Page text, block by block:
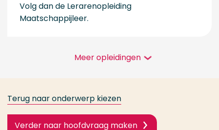
Volg dan de Lerarenopleiding
Maatschappijleer.
Meer opleidingen
Terug naar onderwerp kiezen
Verder naar hoofdvraag maken